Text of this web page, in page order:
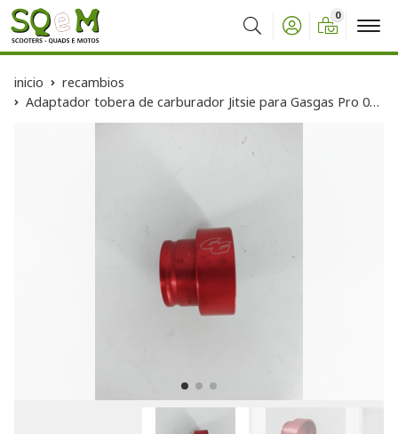
Buscar
0
inicio
recambios
Adaptador tobera de carburador Jitsie para Gasgas Pro 02-11